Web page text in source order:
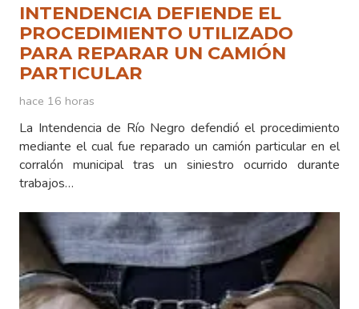
INTENDENCIA DEFIENDE EL
PROCEDIMIENTO UTILIZADO
PARA REPARAR UN CAMIÓN
PARTICULAR
hace 16 horas
La Intendencia de Río Negro defendió el procedimiento
mediante el cual fue reparado un camión particular en el
corralón municipal tras un siniestro ocurrido durante
trabajos…